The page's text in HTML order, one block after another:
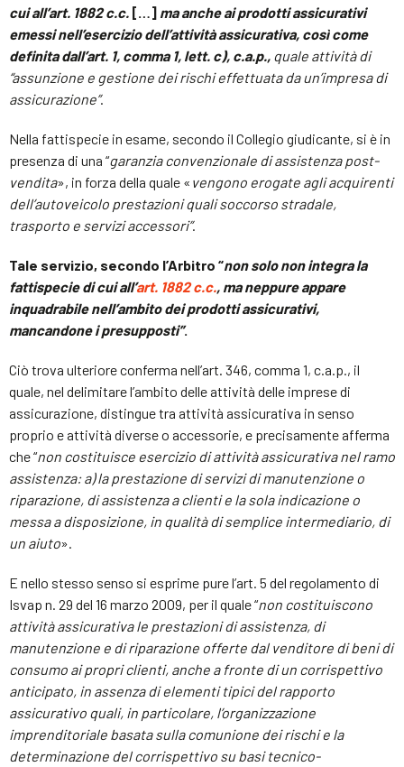
cui all’art. 1882 c.c. […] ma anche ai prodotti assicurativi
emessi nell’esercizio dell’attività assicurativa, così come
definita dall’art. 1, comma 1, lett. c), c.a.p., quale attività di
“assunzione e gestione dei rischi effettuata da un’impresa di
assicurazione”.
Nella fattispecie in esame, secondo il Collegio giudicante, si è in
presenza di una “garanzia convenzionale di assistenza post-
vendita», in forza della quale « vengono erogate agli acquirenti
dell’autoveicolo prestazioni quali soccorso stradale,
trasporto e servizi accessori”.
Tale servizio, secondo l’Arbitro “non solo non integra la
fattispecie di cui all’art. 1882 c.c., ma neppure appare
inquadrabile nell’ambito dei prodotti assicurativi,
mancandone i presupposti”.
Ciò trova ulteriore conferma nell’art. 346, comma 1, c.a.p., il
quale, nel delimitare l’ambito delle attività delle imprese di
assicurazione, distingue tra attività assicurativa in senso
proprio e attività diverse o accessorie, e precisamente afferma
che “non costituisce esercizio di attività assicurativa nel ramo
assistenza: a) la prestazione di servizi di manutenzione o
riparazione, di assistenza a clienti e la sola indicazione o
messa a disposizione, in qualità di semplice intermediario, di
un aiuto».
E nello stesso senso si esprime pure l’art. 5 del regolamento di
Isvap n. 29 del 16 marzo 2009, per il quale “non costituiscono
attività assicurativa le prestazioni di assistenza, di
manutenzione e di riparazione offerte dal venditore di beni di
consumo ai propri clienti, anche a fronte di un corrispettivo
anticipato, in assenza di elementi tipici del rapporto
assicurativo quali, in particolare, l’organizzazione
imprenditoriale basata sulla comunione dei rischi e la
determinazione del corrispettivo su basi tecnico-